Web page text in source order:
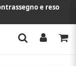
e reso